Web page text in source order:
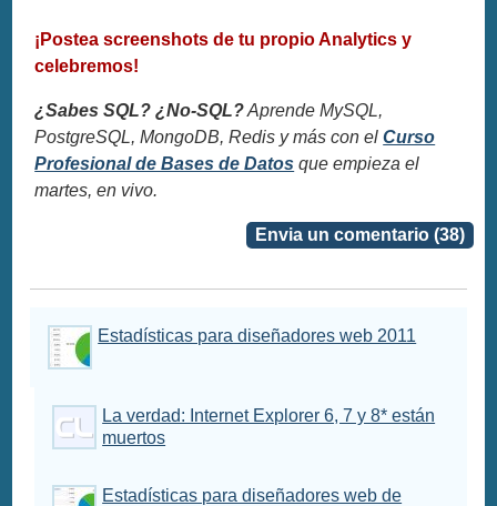
¡Postea screenshots de tu propio Analytics y
celebremos!
¿Sabes SQL? ¿No-SQL?Aprende MySQL,
PostgreSQL, MongoDB, Redis y más con elCurso
Profesional de Bases de Datos que empieza el
martes, en vivo.
Envia un comentario (38)
Estadísticas para diseñadores web 2011
La verdad: Internet Explorer 6, 7 y 8* están
muertos
Estadísticas para diseñadores web de